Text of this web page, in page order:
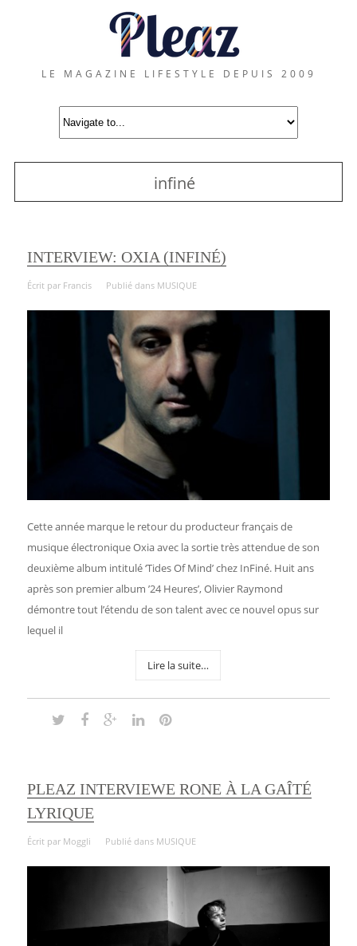
LE MAGAZINE LIFESTYLE DEPUIS 2009
infiné
INTERVIEW: OXIA (INFINÉ)
Écrit par Francis Publié dans MUSIQUE
Cette année marque le retour du producteur français de
musique électronique Oxia avec la sortie très attendue de son
deuxième album intitulé ‘Tides Of Mind’ chez InFiné. Huit ans
après son premier album ’24 Heures’, Olivier Raymond
démontre tout l’étendu de son talent avec ce nouvel opus sur
lequel il
Lire la suite…
PLEAZ INTERVIEWE RONE À LA GAÎTÉ
LYRIQUE
Écrit par Moggli Publié dans MUSIQUE